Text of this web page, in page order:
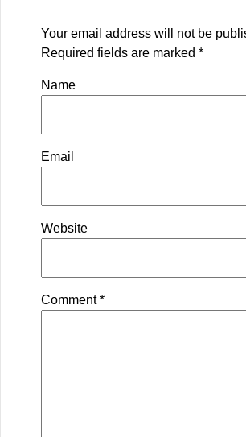
Your email address will not be
Required fields are marked *
Name
Email
Website
Comment*